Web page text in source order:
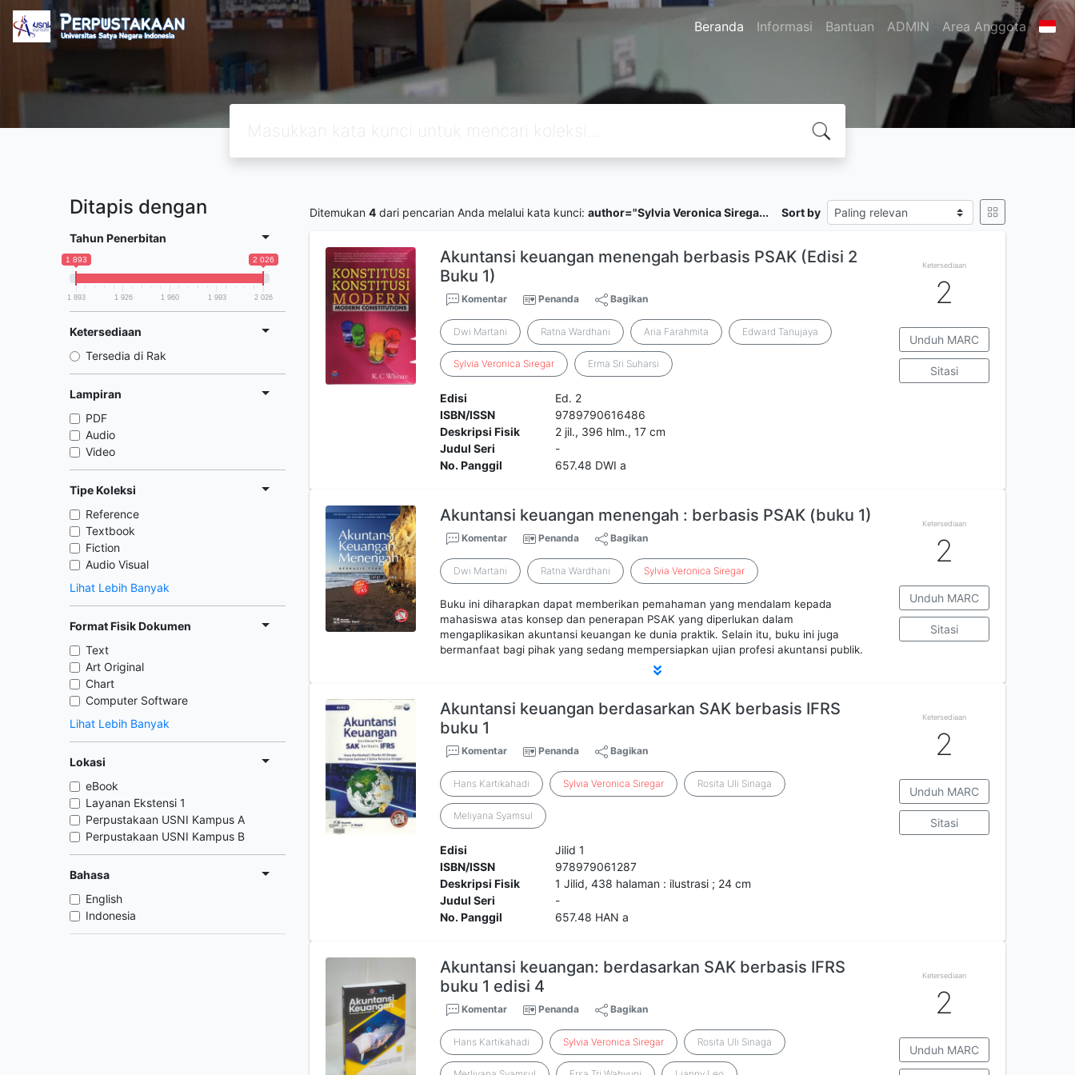
Beranda Informasi Bantuan ADMIN Area Anggota
Ditapis dengan
Tahun Penerbitan
1 893 2 026
1 893 1 926 1 960 1 993 2 026
Ketersediaan
Tersedia di Rak
Lampiran
PDF
Audio
Video
Tipe Koleksi
Reference
Textbook
Fiction
Audio Visual
Lihat Lebih Banyak
Format Fisik Dokumen
Text
Art Original
Chart
Computer Software
Lihat Lebih Banyak
Lokasi
eBook
Layanan Ekstensi 1
Perpustakaan USNI Kampus A
Perpustakaan USNI Kampus B
Bahasa
English
Indonesia
Ditemukan 4 dari pencarian Anda melalui kata kunci: author="Sylvia Veronica Sirega... Sort by
Akuntansi keuangan menengah berbasis PSAK (Edisi 2
Buku 1)
Komentar Penanda Bagikan
Dwi Martani Ratna Wardhani Aria Farahmita Edward Tanujaya
Sylvia Veronica Siregar Erma Sri Suharsi
Edisi
Ed. 2
ISBN/ISSN
9789790616486
Deskripsi Fisik
2 jil., 396 hlm., 17 cm
Judul Seri
-
No. Panggil
657.48 DWI a
Ketersediaan
2
Unduh MARC
Sitasi
Akuntansi keuangan menengah : berbasis PSAK (buku 1)
Komentar Penanda Bagikan
Dwi Martani Ratna Wardhani Sylvia Veronica Siregar
Buku ini diharapkan dapat memberikan pemahaman yang mendalam kepada
mahasiswa atas konsep dan penerapan PSAK yang diperlukan dalam
mengaplikasikan akuntansi keuangan ke dunia praktik. Selain itu, buku ini juga
bermanfaat bagi pihak yang sedang mempersiapkan ujian profesi akuntansi publik.
Ketersediaan
2
Unduh MARC
Sitasi
Akuntansi keuangan berdasarkan SAK berbasis IFRS
buku 1
Komentar Penanda Bagikan
Hans Kartikahadi Sylvia Veronica Siregar Rosita Uli Sinaga
Meliyana Syamsul
Edisi
Jilid 1
ISBN/ISSN
978979061287
Deskripsi Fisik
1 Jilid, 438 halaman : ilustrasi ; 24 cm
Judul Seri
-
No. Panggil
657.48 HAN a
Ketersediaan
2
Unduh MARC
Sitasi
Akuntansi keuangan: berdasarkan SAK berbasis IFRS
buku 1 edisi 4
Komentar Penanda Bagikan
Hans Kartikahadi Sylvia Veronica Siregar Rosita Uli Sinaga
Ketersediaan
2
Unduh MARC